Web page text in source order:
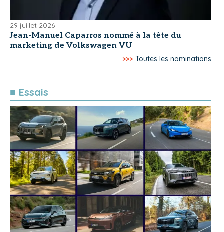
29 juillet 2026
Jean-Manuel Caparros nommé à la tête du
marketing de Volkswagen VU
>>> Toutes les nominations
■ Essais